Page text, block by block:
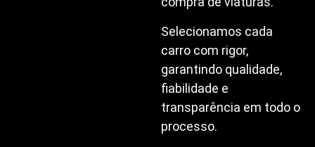
Selecionamos cada
carro com rigor,
garantindo qualidade,
fiabilidade e
transparência em todo o
processo.